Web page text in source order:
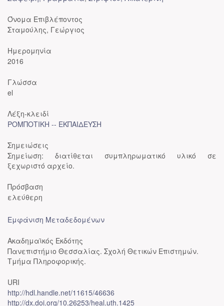
Όνομα Επιβλέποντος
Σταμούλης, Γεώργιος
Ημερομηνία
2016
Γλώσσα
el
Λέξη-κλειδί
ΡΟΜΠΟΤΙΚΗ -- ΕΚΠΑΙΔΕΥΣΗ
Σημειώσεις
Σημείωση: διατίθεται συμπληρωματικό υλικό σε
ξεχωριστό αρχείο.
Πρόσβαση
ελεύθερη
Εμφάνιση Μεταδεδομένων
Ακαδημαϊκός Εκδότης
Πανεπιστήμιο Θεσσαλίας. Σχολή Θετικών Επιστημών.
Τμήμα Πληροφορικής.
URI
http://hdl.handle.net/11615/46636
http://dx.doi.org/10.26253/heal.uth.1425